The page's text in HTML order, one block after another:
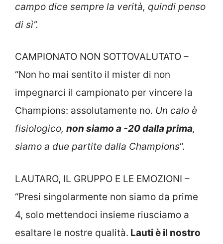
campo dice sempre la verità, quindi penso
di sì”.
CAMPIONATO NON SOTTOVALUTATO –
“Non ho mai sentito il mister di non
impegnarci il campionato per vincere la
Champions: assolutamente no. Un calo è
fisiologico, non siamo a -20 dalla prima,
siamo a due partite dalla Champions“.
LAUTARO, IL GRUPPO E LE EMOZIONI –
“Presi singolarmente non siamo da prime
4, solo mettendoci insieme riusciamo a
esaltare le nostre qualità. Lauti è il nostro